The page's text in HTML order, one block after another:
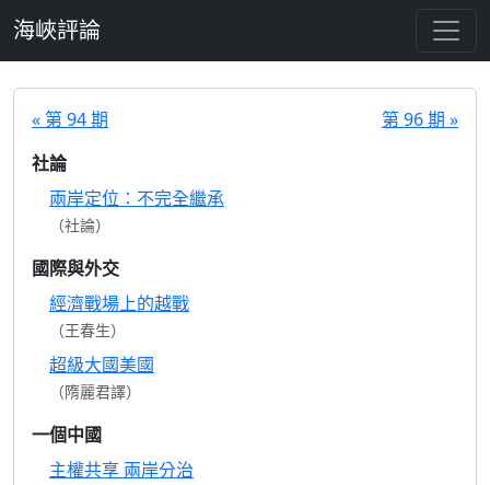
海峽評論
« 第 94 期
第 96 期 »
社論
兩岸定位：不完全繼承
（社論）
國際與外交
經濟戰場上的越戰
（王春生）
超級大國美國
（隋麗君譯）
一個中國
主權共享 兩岸分治